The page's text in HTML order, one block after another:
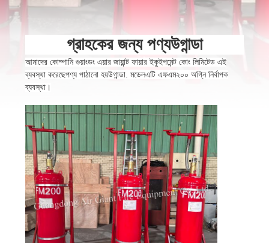
ভ্রমণ
নিয়ন্ত্রণ
ডাউনলোড
উদ্ধৃতির
জন্য
আবেদন
সাইট
গ্রাহকের জন্য পণ্যউগান্ডা
আমাদের কোম্পানি গুয়াংডং এয়ার জায়ান্ট ফায়ার ইকুইপমেন্ট কোং লিমিটেড এই
ব্যবস্থা করেছেপণ্য পাঠানো হয়উগান্ডা. মডেলএটি এফএম২০০ অগ্নি নির্বাপক
ব্যবস্থা।